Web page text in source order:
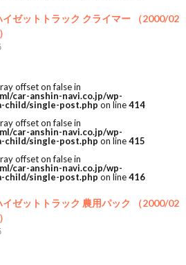
イゼットトラック クライマー （2000/02
offset on false in
car-anshin-navi.co.jp/wp-
child/single-post.php on line414
offset on false in
car-anshin-navi.co.jp/wp-
child/single-post.php on line415
offset on false in
car-anshin-navi.co.jp/wp-
child/single-post.php on line416
イゼットトラック 農用パック （2000/02